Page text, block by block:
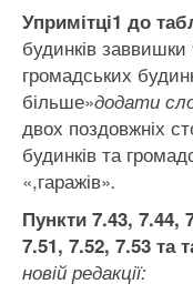
Упримітці1 до
будинків
громадських
більше»додати
двох поздовжніх
будинків та
«,гаражів».
Пункти 7.43, 7.44,
7.51, 7.52, 7.53 та
новій редакції: